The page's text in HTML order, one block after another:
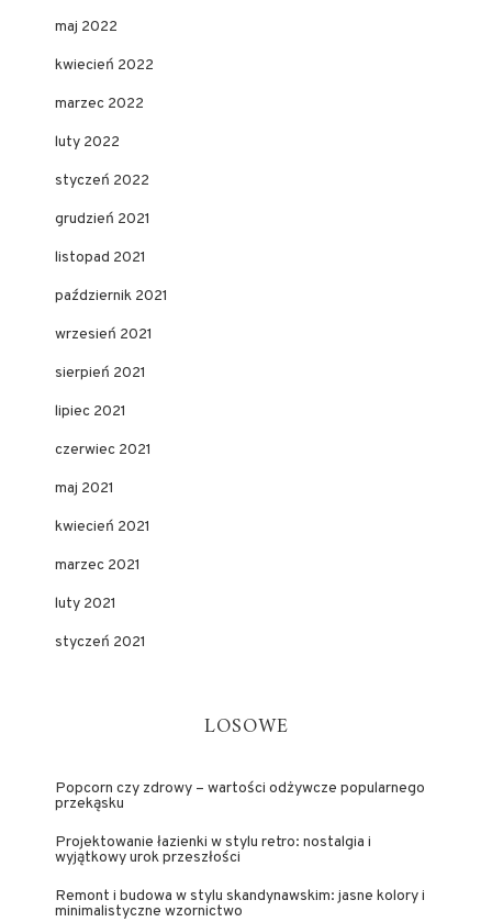
maj 2022
kwiecień 2022
marzec 2022
luty 2022
styczeń 2022
grudzień 2021
listopad 2021
październik 2021
wrzesień 2021
sierpień 2021
lipiec 2021
czerwiec 2021
maj 2021
kwiecień 2021
marzec 2021
luty 2021
styczeń 2021
LOSOWE
Popcorn czy zdrowy – wartości odżywcze popularnego
przekąsku
Projektowanie łazienki w stylu retro: nostalgia i
wyjątkowy urok przeszłości
Remont i budowa w stylu skandynawskim: jasne kolory i
minimalistyczne wzornictwo